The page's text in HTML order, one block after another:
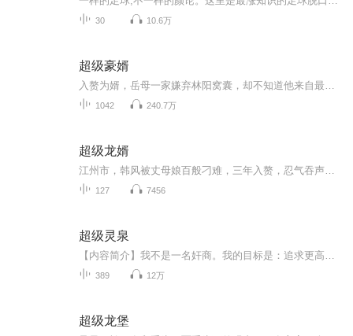
30 10.6万
超级豪婿
1042 240.7万
超级龙婿
127 7456
超级灵泉
389 12万
超级龙堡